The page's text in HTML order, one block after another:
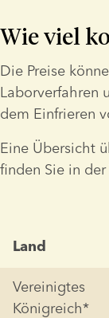
Wie viel
Die Preise
Laborverfahren
dem Einfrieren
Eine Übersicht
finden Sie in
Land
Vereinigtes
Königreich*